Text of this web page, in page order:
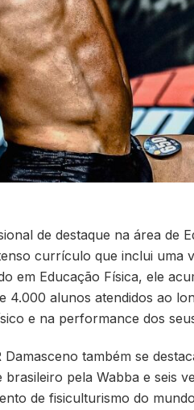
de destaque na área de
currículo que inclui uma
em Educação Física, ele
4.000 alunos atendidos ao
e na performance dos
também se
pela Wabba e seis
de fisiculturismo do